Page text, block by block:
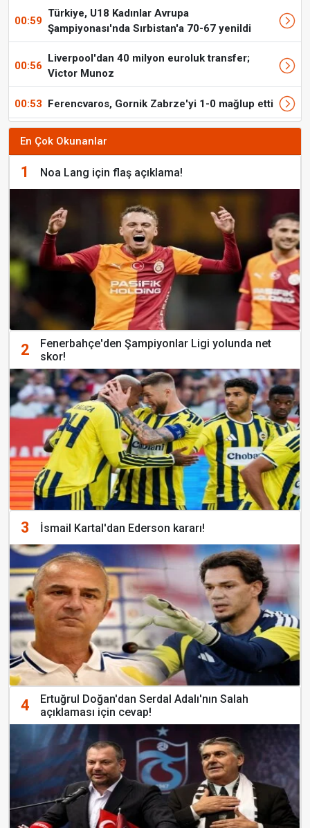
00:59
Türkiye, U18 Kadınlar Avrupa
Şampiyonası'nda Sırbistan'a 70-67 yenildi
00:56
Liverpool'dan 40 milyon euroluk transfer;
Victor Munoz
00:53 Ferencvaros, Gornik Zabrze'yi 1-0 mağlup etti
En Çok Okunanlar
1 Noa Lang için flaş açıklama!
2
Fenerbahçe'den Şampiyonlar Ligi yolunda net
skor!
3 İsmail Kartal'dan Ederson kararı!
4
Ertuğrul Doğan'dan Serdal Adalı'nın Salah
açıklaması için cevap!